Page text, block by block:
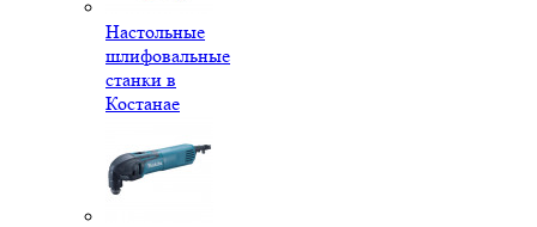
Настольные
шлифовальные
станки в
Костанае